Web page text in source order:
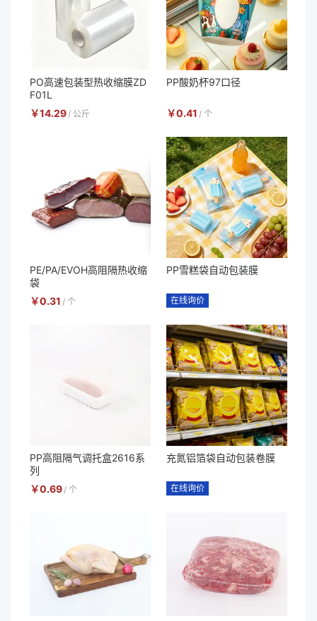
PO高速包装型热收缩膜ZD
F01L
￥14.29 / 公斤
PP酸奶杯97口径
￥0.41 / 个
PE/PA/EVOH高阻隔热收缩
袋
￥0.31 / 个
PP雪糕袋自动包装膜
在线询价
PP高阻隔气调托盒2616系
列
￥0.69 / 个
充氮铝箔袋自动包装卷膜
在线询价